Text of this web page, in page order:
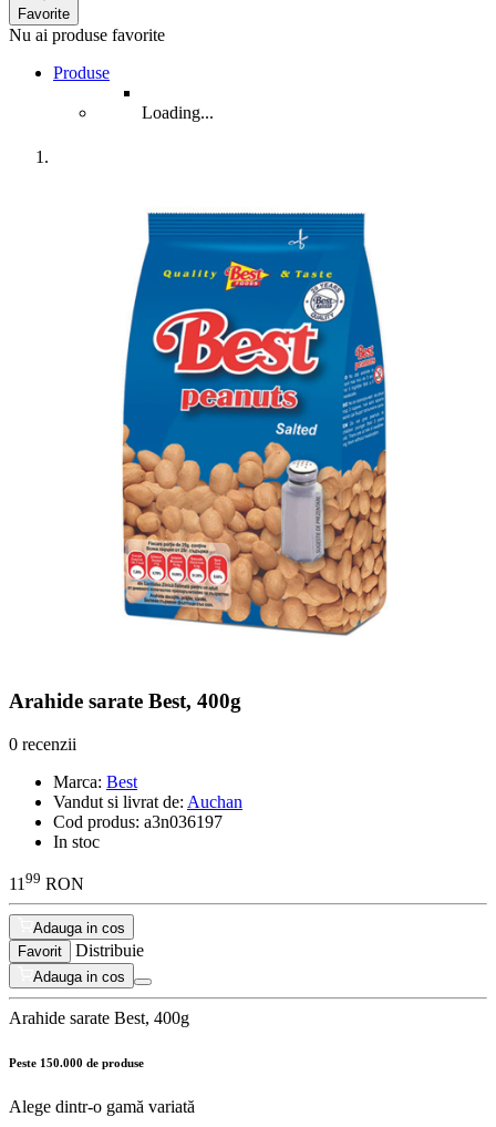
Favorite
Nu ai produse favorite
Produse
Loading...
Arahide sarate Best, 400g
0 recenzii
Marca: Best
Vandut si livrat de: Auchan
Cod produs: a3n036197
In stoc
11 99 RON
Adauga in cos
Favorit
Distribuie
Adauga in cos
Arahide sarate Best, 400g
Peste 150.000 de produse
Alege dintr-o gamă variată